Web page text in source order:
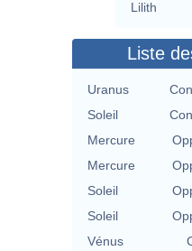
Lilith
Liste
Uranus
Soleil
Mercure
Mercure
Soleil
Soleil
Vénus